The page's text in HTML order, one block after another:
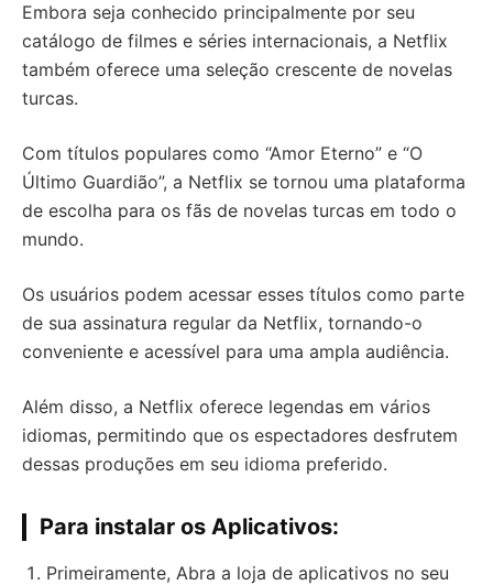
Embora seja conhecido principalmente por seu
catálogo de filmes e séries internacionais, a Netflix
também oferece uma seleção crescente de novelas
turcas.
Com títulos populares como “Amor Eterno” e “O
Último Guardião”, a Netflix se tornou uma plataforma
de escolha para os fãs de novelas turcas em todo o
mundo.
Os usuários podem acessar esses títulos como parte
de sua assinatura regular da Netflix, tornando-o
conveniente e acessível para uma ampla audiência.
Além disso, a Netflix oferece legendas em vários
idiomas, permitindo que os espectadores desfrutem
dessas produções em seu idioma preferido.
Para instalar os Aplicativos:
Primeiramente, Abra a loja de aplicativos no seu